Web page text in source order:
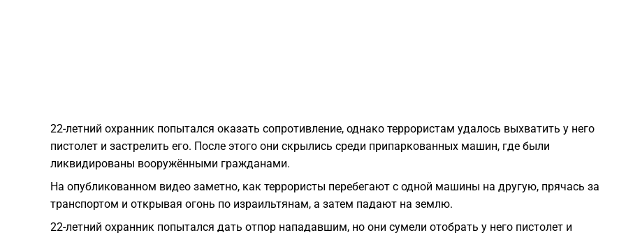
22-летний охранник попытался оказать сопротивление, однако террористам удалось выхватить у него
пистолет и застрелить его. После этого они скрылись среди припаркованных машин, где были
ликвидированы вооружёнными гражданами.
На опубликованном видео заметно, как террористы перебегают с одной машины на другую, прячась за
транспортом и открывая огонь по израильтянам, а затем падают на землю.
22-летний охранник попытался дать отпор нападавшим, но они сумели отобрать у него пистолет и